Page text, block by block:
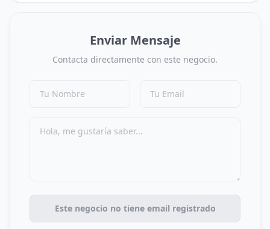
Enviar Mensaje
Contacta directamente con este negocio.
Este negocio no tiene email registrado